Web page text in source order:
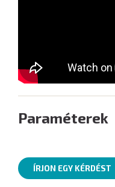
Paraméterek
ÍRJON EGY KÉRDÉST